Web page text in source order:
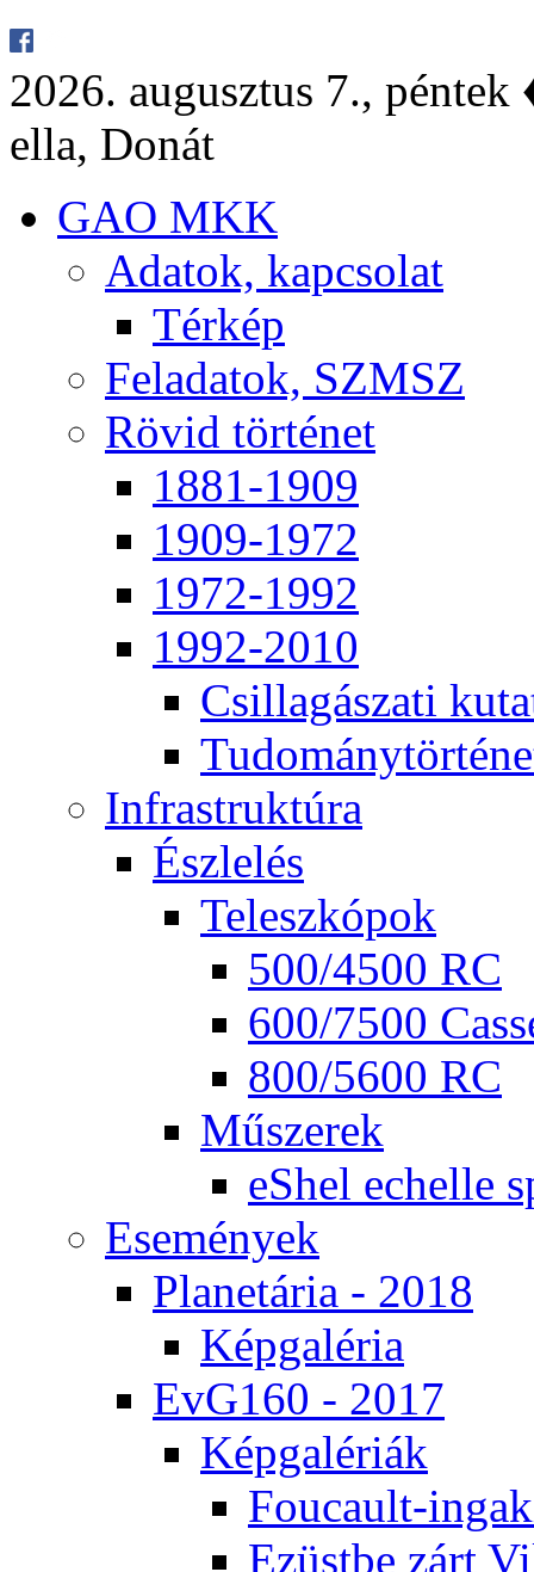
2026. au­gusz­tus 7.,
el­la, Do­nát
GAO MKK
Ada­tok, kap­cso­lat
Tér­kép
Fel­ada­tok, SZMSZ
Rö­vid tör­té­net
1881-1909
1909-1972
1972-1992
1992-2010
Csil­la­gá­sza­ti
Inf­ra­struk­tú­ra
Ész­le­lés
Te­lesz­kó­pok
500/4500 RC
600/7500
800/5600 RC
Mű­sze­rek
eS­hel echel­le
Ese­mé­nyek
Pla­ne­tá­ria - 2018
Kép­ga­lé­ria
EvG160 - 2017
Kép­ga­lé­ri­ák
Fo­u­ca­ult-
Ezüst­be zárt